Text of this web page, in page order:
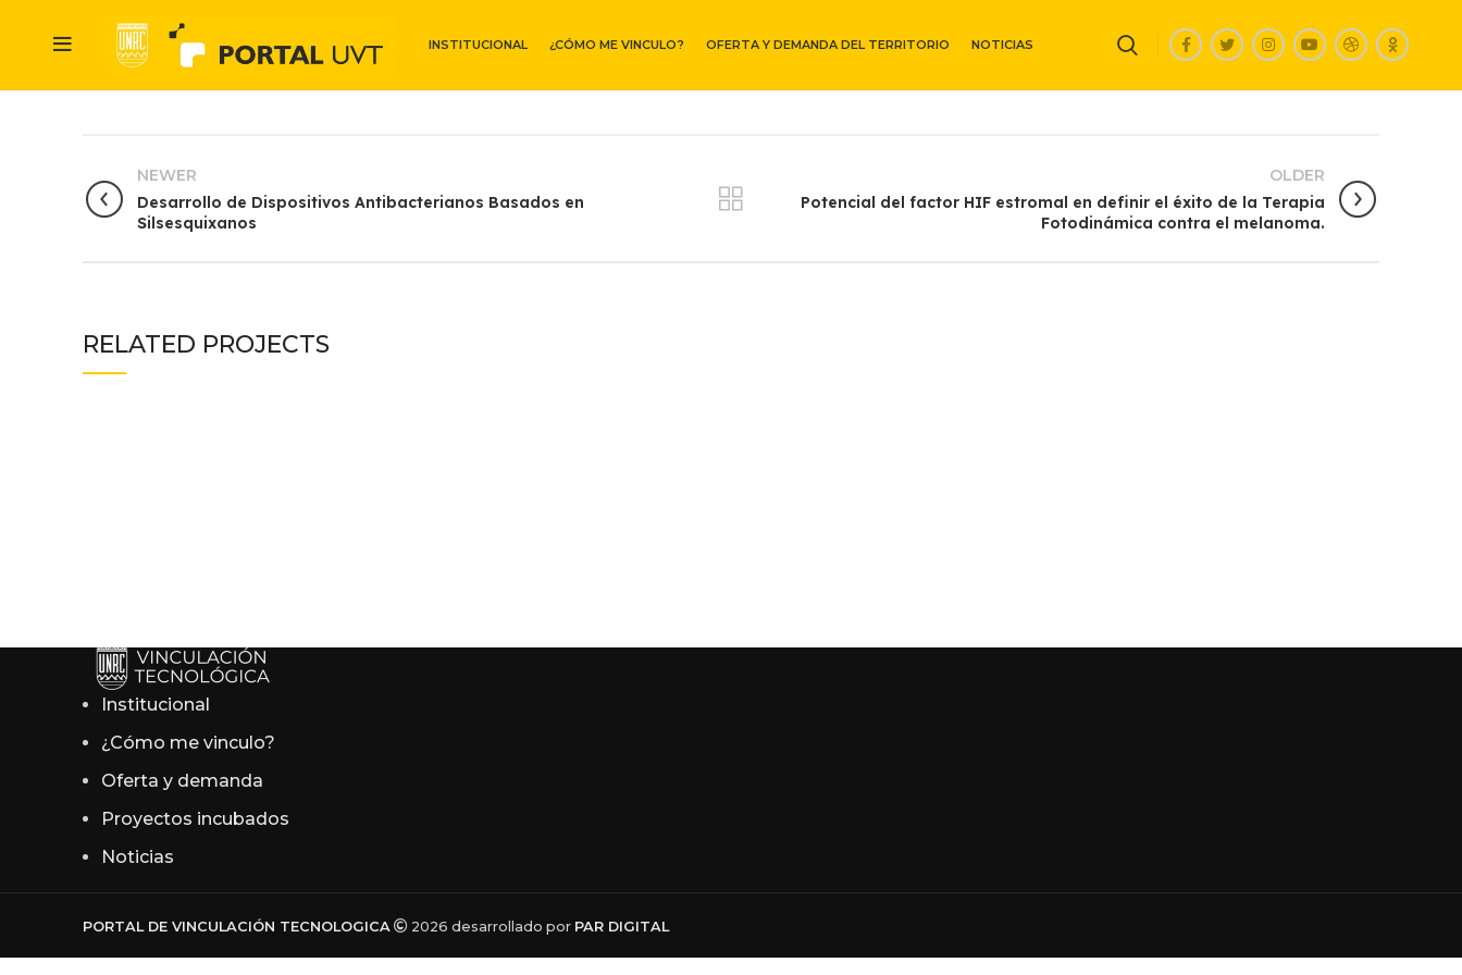
INSTITUCIONAL ¿CÓMO ME VINCULO? OFERTA Y DEMANDA DEL TERRITORIO NOTICIAS
NEWER
Desarrollo de Dispositivos Antibacterianos Basados en
Silsesquixanos
OLDER
Potencial del factor HIF estromal en definir el éxito de la Terapia
Fotodinámica contra el melanoma.
RELATED PROJECTS
Institucional
¿Cómo me vinculo?
Oferta y demanda
Proyectos incubados
Noticias
PORTAL DE VINCULACIÓN TECNOLOGICA 2026 desarrollado por PAR DIGITAL